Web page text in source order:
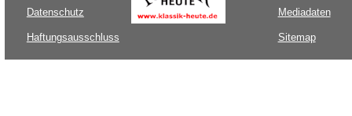
Datenschutz
Haftungsausschluss
Mediadaten
Sitemap